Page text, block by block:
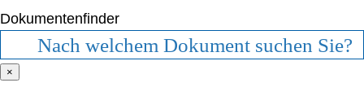
Dokumentenfinder
×